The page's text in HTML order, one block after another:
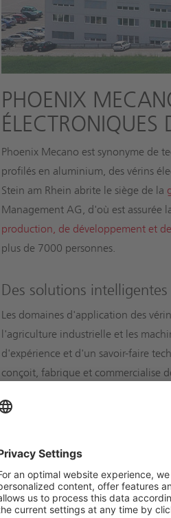
PHOENIX
ÉLECTRONIQUES
Phoenix Mecano est synonyme de
profilés en aluminium, des vérins
Stein am Rhein abrite le siège de la
Management AG, d'où est assurée
production, de développement et
plus de 7000 personnes.
Des solutions
Les domaines d'application des
l'agriculture industrielle et les
d'expérience et d'un savoir-faire
conçoit, fabrique et commercialise
Les vérins électroniques de
fois compact et robuste. Ils
chaleur et sont idéaux pour
La flexibilité est une priorité : Les
stationnaires, pour des machines
modernes, de techniques de